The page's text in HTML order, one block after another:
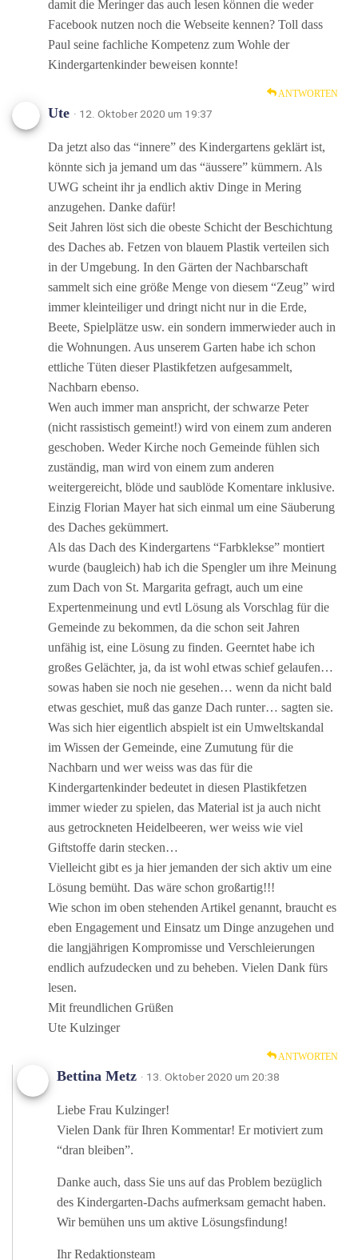
damit die Meringer das auch lesen können die weder
Facebook nutzen noch die Webseite kennen? Toll dass
Paul seine fachliche Kompetenz zum Wohle der
Kindergartenkinder beweisen konnte!
ANTWORTEN
Ute · 12. Oktober 2020 um 19:37
Da jetzt also das “innere” des Kindergartens geklärt ist,
könnte sich ja jemand um das “äussere” kümmern. Als
UWG scheint ihr ja endlich aktiv Dinge in Mering
anzugehen. Danke dafür!
Seit Jahren löst sich die obeste Schicht der Beschichtung
des Daches ab. Fetzen von blauem Plastik verteilen sich
in der Umgebung. In den Gärten der Nachbarschaft
sammelt sich eine größe Menge von diesem “Zeug” wird
immer kleinteiliger und dringt nicht nur in die Erde,
Beete, Spielplätze usw. ein sondern immerwieder auch in
die Wohnungen. Aus unserem Garten habe ich schon
ettliche Tüten dieser Plastikfetzen aufgesammelt,
Nachbarn ebenso.
Wen auch immer man anspricht, der schwarze Peter
(nicht rassistisch gemeint!) wird von einem zum anderen
geschoben. Weder Kirche noch Gemeinde fühlen sich
zuständig, man wird von einem zum anderen
weitergereicht, blöde und saublöde Komentare inklusive.
Einzig Florian Mayer hat sich einmal um eine Säuberung
des Daches gekümmert.
Als das Dach des Kindergartens “Farbklekse” montiert
wurde (baugleich) hab ich die Spengler um ihre Meinung
zum Dach von St. Margarita gefragt, auch um eine
Expertenmeinung und evtl Lösung als Vorschlag für die
Gemeinde zu bekommen, da die schon seit Jahren
unfähig ist, eine Lösung zu finden. Geerntet habe ich
großes Gelächter, ja, da ist wohl etwas schief gelaufen…
sowas haben sie noch nie gesehen… wenn da nicht bald
etwas geschiet, muß das ganze Dach runter… sagten sie.
Was sich hier eigentlich abspielt ist ein Umweltskandal
im Wissen der Gemeinde, eine Zumutung für die
Nachbarn und wer weiss was das für die
Kindergartenkinder bedeutet in diesen Plastikfetzen
immer wieder zu spielen, das Material ist ja auch nicht
aus getrockneten Heidelbeeren, wer weiss wie viel
Giftstoffe darin stecken…
Vielleicht gibt es ja hier jemanden der sich aktiv um eine
Lösung bemüht. Das wäre schon großartig!!!
Wie schon im oben stehenden Artikel genannt, braucht es
eben Engagement und Einsatz um Dinge anzugehen und
die langjährigen Kompromisse und Verschleierungen
endlich aufzudecken und zu beheben. Vielen Dank fürs
lesen.
Mit freundlichen Grüßen
Ute Kulzinger
ANTWORTEN
Bettina Metz · 13. Oktober 2020 um 20:38
Liebe Frau Kulzinger!
Vielen Dank für Ihren Kommentar! Er motiviert zum
“dran bleiben”.
Danke auch, dass Sie uns auf das Problem bezüglich
des Kindergarten-Dachs aufmerksam gemacht haben.
Wir bemühen uns um aktive Lösungsfindung!
Ihr Redaktionsteam